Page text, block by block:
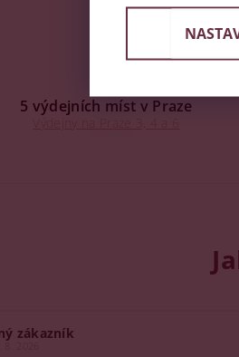
5 výdejních míst v Praze
Výdejny na Praze 3, 4 a 6
zákazník